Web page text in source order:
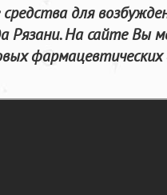
средства для
Рязани. На сайте Вы